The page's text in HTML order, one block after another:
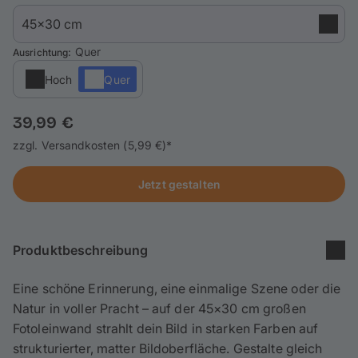
Anlässe
Service
Anmelden / Registrieren
Reisekollektion
Ausrichtung: Quer
Hoch Quer
39,99 €
zzgl. Versandkosten (5,99 €)*
Jetzt gestalten
Produktbeschreibung
Eine schöne Erinnerung, eine einmalige Szene oder die
Natur in voller Pracht – auf der 45×30 cm großen
Fotoleinwand strahlt dein Bild in starken Farben auf
strukturierter, matter Bildoberfläche. Gestalte gleich